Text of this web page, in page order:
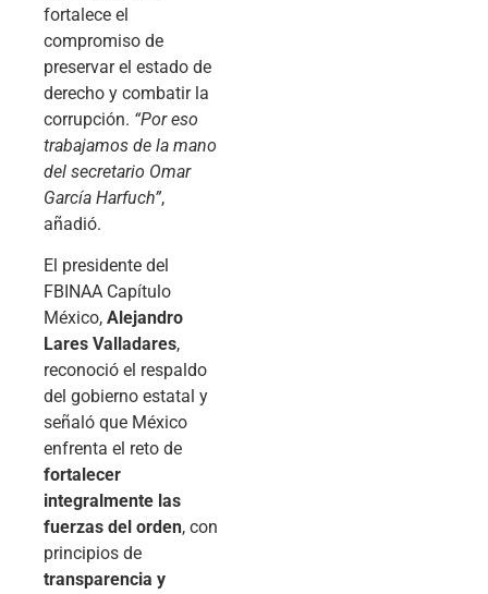
fortalece el
compromiso de
preservar el estado de
derecho y combatir la
corrupción. “Por eso
trabajamos de la mano
del secretario Omar
García Harfuch”,
añadió.
El presidente del
FBINAA Capítulo
México, Alejandro
Lares Valladares,
reconoció el respaldo
del gobierno estatal y
señaló que México
enfrenta el reto de
fortalecer
integralmente las
fuerzas del orden, con
principios de
transparencia y